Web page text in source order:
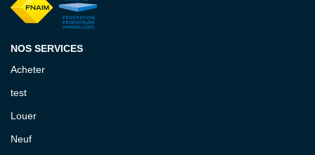
NOS SERVICES
Acheter
test
Louer
Neuf